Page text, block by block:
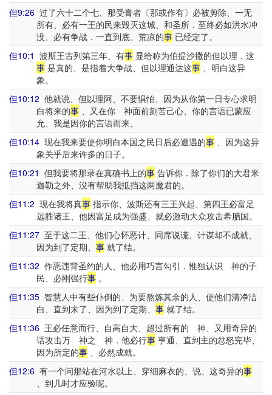
但9:26 过了六十二个七、那受膏者〔那或作有〕必被剪除、一无
所有、必有一王的民来毁灭这城、和圣所．至终必如洪水冲
没、必有争战．一直到底、荒凉的事已经定了。
但10:1 波斯王古列第三年、有事 显给称为伯提沙撒的但以理．这
事是真的、是指着大争战、但以理通达这事、明白这异
象。
但10:12 他就说、但以理阿、不要惧怕、因为从你第一日专心求明
白将来的事、又在你 神面前刻苦己心、你的言语已蒙应
允、我是因你的言语而来。
但10:14 现在我来要使你明白本国之民日后必遭遇的事 、因为这异
象关乎后来许多的日子。
但10:21 但我要将那录在真确书上的事 告诉你．除了你们的大君米
迦勒之外、没有帮助我抵挡这两魔君的。
但11:2 现在我将真事 指示你、波斯还有三王兴起、第四王必富足
远胜诸王、他因富足成为强盛、就必激动大众攻击希腊国。
但11:27 至于这二王、他们心怀恶计、同席说谎、计谋却不成就、
因为到了定期、 事就了结。
但11:32 作恶违背圣约的人、他必用巧言勾引．惟独认识 神的子
民、必刚强行事。
但11:35 智慧人中有些仆倒的、为要熬炼其余的人、使他们清净洁
白、直到末了、因为到了定期、 事就了结。
但11:36 王必任意而行、自高自大、超过所有的 神、又用奇异的
话攻击万 神之 神．他必行事亨通、直到主的忿怒完毕、
因为所定的事、必然成就。
但12:6 有一个问那站在河水以上、穿细麻衣的、说、这奇异的事
、到几时才应验呢。